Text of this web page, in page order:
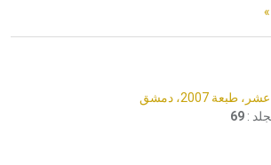
2007، دمشق
:
69